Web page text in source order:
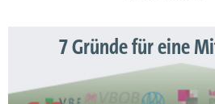
7 Gründe für eine